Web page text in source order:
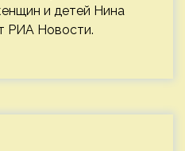
и детей Нина
РИА Новости.